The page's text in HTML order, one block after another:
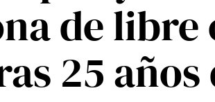
de
25